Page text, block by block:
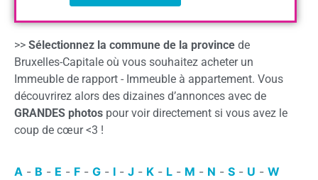
>> Sélectionnez la commune de la province de
Bruxelles-Capitale où vous souhaitez acheter un
Immeuble de rapport - Immeuble à appartement. Vous
découvrirez alors des dizaines d’annonces avec de
GRANDES photos pour voir directement si vous avez le
coup de cœur <3 !
A - B - E - F - G - I - J - K - L - M - N - S - U - W